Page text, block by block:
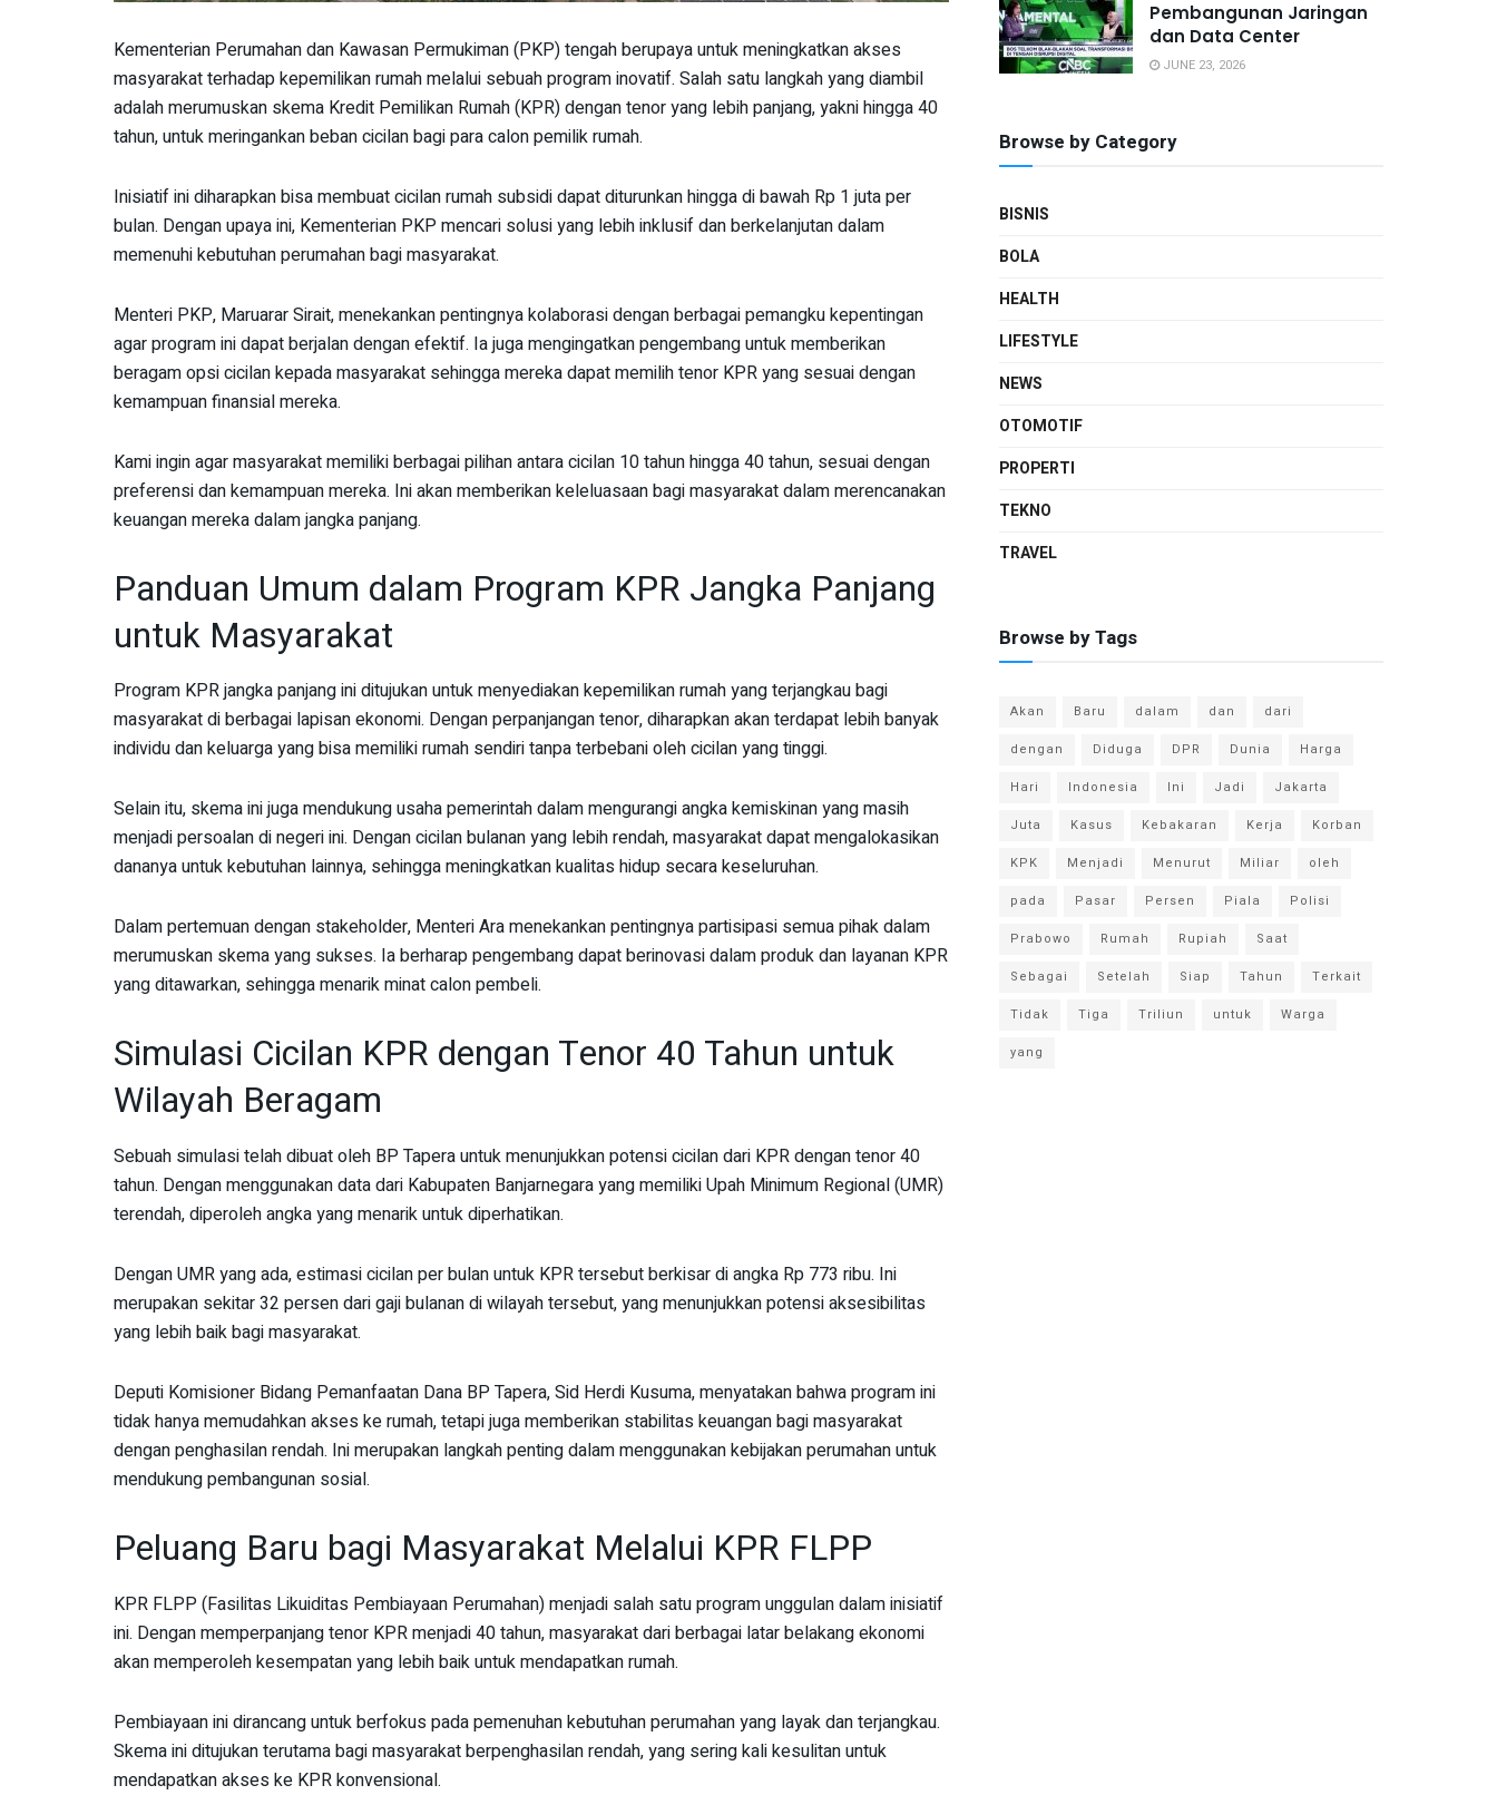
Kementerian Perumahan dan Kawasan Permukiman (PKP) tengah berupaya untuk meningkatkan akses
masyarakat terhadap kepemilikan rumah melalui sebuah program inovatif. Salah satu langkah yang diambil
adalah merumuskan skema Kredit Pemilikan Rumah (KPR) dengan tenor yang lebih panjang, yakni hingga 40
tahun, untuk meringankan beban cicilan bagi para calon pemilik rumah.
Inisiatif ini diharapkan bisa membuat cicilan rumah subsidi dapat diturunkan hingga di bawah Rp 1 juta per
bulan. Dengan upaya ini, Kementerian PKP mencari solusi yang lebih inklusif dan berkelanjutan dalam
memenuhi kebutuhan perumahan bagi masyarakat.
Menteri PKP, Maruarar Sirait, menekankan pentingnya kolaborasi dengan berbagai pemangku kepentingan
agar program ini dapat berjalan dengan efektif. Ia juga mengingatkan pengembang untuk memberikan
beragam opsi cicilan kepada masyarakat sehingga mereka dapat memilih tenor KPR yang sesuai dengan
kemampuan finansial mereka.
Kami ingin agar masyarakat memiliki berbagai pilihan antara cicilan 10 tahun hingga 40 tahun, sesuai dengan
preferensi dan kemampuan mereka. Ini akan memberikan keleluasaan bagi masyarakat dalam merencanakan
keuangan mereka dalam jangka panjang.
Panduan Umum dalam Program KPR Jangka Panjang
untuk Masyarakat
Program KPR jangka panjang ini ditujukan untuk menyediakan kepemilikan rumah yang terjangkau bagi
masyarakat di berbagai lapisan ekonomi. Dengan perpanjangan tenor, diharapkan akan terdapat lebih banyak
individu dan keluarga yang bisa memiliki rumah sendiri tanpa terbebani oleh cicilan yang tinggi.
Selain itu, skema ini juga mendukung usaha pemerintah dalam mengurangi angka kemiskinan yang masih
menjadi persoalan di negeri ini. Dengan cicilan bulanan yang lebih rendah, masyarakat dapat mengalokasikan
dananya untuk kebutuhan lainnya, sehingga meningkatkan kualitas hidup secara keseluruhan.
Dalam pertemuan dengan stakeholder, Menteri Ara menekankan pentingnya partisipasi semua pihak dalam
merumuskan skema yang sukses. Ia berharap pengembang dapat berinovasi dalam produk dan layanan KPR
yang ditawarkan, sehingga menarik minat calon pembeli.
Simulasi Cicilan KPR dengan Tenor 40 Tahun untuk
Wilayah Beragam
Sebuah simulasi telah dibuat oleh BP Tapera untuk menunjukkan potensi cicilan dari KPR dengan tenor 40
tahun. Dengan menggunakan data dari Kabupaten Banjarnegara yang memiliki Upah Minimum Regional (UMR)
terendah, diperoleh angka yang menarik untuk diperhatikan.
Dengan UMR yang ada, estimasi cicilan per bulan untuk KPR tersebut berkisar di angka Rp 773 ribu. Ini
merupakan sekitar 32 persen dari gaji bulanan di wilayah tersebut, yang menunjukkan potensi aksesibilitas
yang lebih baik bagi masyarakat.
Deputi Komisioner Bidang Pemanfaatan Dana BP Tapera, Sid Herdi Kusuma, menyatakan bahwa program ini
tidak hanya memudahkan akses ke rumah, tetapi juga memberikan stabilitas keuangan bagi masyarakat
dengan penghasilan rendah. Ini merupakan langkah penting dalam menggunakan kebijakan perumahan untuk
mendukung pembangunan sosial.
Peluang Baru bagi Masyarakat Melalui KPR FLPP
KPR FLPP (Fasilitas Likuiditas Pembiayaan Perumahan) menjadi salah satu program unggulan dalam inisiatif
ini. Dengan memperpanjang tenor KPR menjadi 40 tahun, masyarakat dari berbagai latar belakang ekonomi
akan memperoleh kesempatan yang lebih baik untuk mendapatkan rumah.
Pembiayaan ini dirancang untuk berfokus pada pemenuhan kebutuhan perumahan yang layak dan terjangkau.
Skema ini ditujukan terutama bagi masyarakat berpenghasilan rendah, yang sering kali kesulitan untuk
mendapatkan akses ke KPR konvensional.
Pembangunan Jaringan
dan Data Center
JUNE 23, 2026
Browse by Category
BISNIS
BOLA
HEALTH
LIFESTYLE
NEWS
OTOMOTIF
PROPERTI
TEKNO
TRAVEL
Browse by Tags
Akan Baru dalam dan
dari
dengan
Diduga DPR Dunia
Harga
Hari
Indonesia Ini Jadi
Jakarta
Juta
Kasus Kebakaran Kerja
Korban
KPK
Menjadi Menurut Miliar
oleh
pada
Pasar Persen Piala
Polisi
Prabowo
Rumah Rupiah
Saat
Sebagai
Setelah Siap Tahun
Terkait
Tidak
Tiga Triliun untuk
Warga
yang